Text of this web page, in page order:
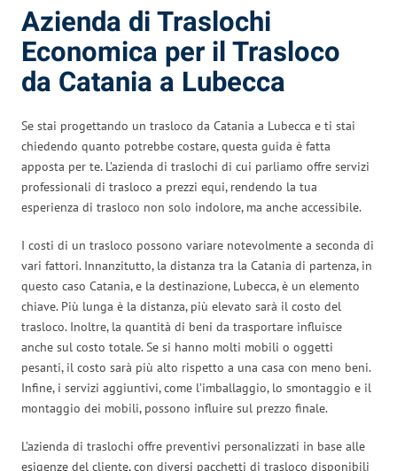
Azienda di Traslochi
Economica per il Trasloco
da Catania a Lubecca
Se stai progettando un trasloco da Catania a Lubecca e ti stai
chiedendo quanto potrebbe costare, questa guida è fatta
apposta per te. L’azienda di traslochi di cui parliamo offre servizi
professionali di trasloco a prezzi equi, rendendo la tua
esperienza di trasloco non solo indolore, ma anche accessibile.
I costi di un trasloco possono variare notevolmente a seconda di
vari fattori. Innanzitutto, la distanza tra la Catania di partenza, in
questo caso Catania, e la destinazione, Lubecca, è un elemento
chiave. Più lunga è la distanza, più elevato sarà il costo del
trasloco. Inoltre, la quantità di beni da trasportare influisce
anche sul costo totale. Se si hanno molti mobili o oggetti
pesanti, il costo sarà più alto rispetto a una casa con meno beni.
Infine, i servizi aggiuntivi, come l’imballaggio, lo smontaggio e il
montaggio dei mobili, possono influire sul prezzo finale.
L’azienda di traslochi offre preventivi personalizzati in base alle
esigenze del cliente, con diversi pacchetti di trasloco disponibili